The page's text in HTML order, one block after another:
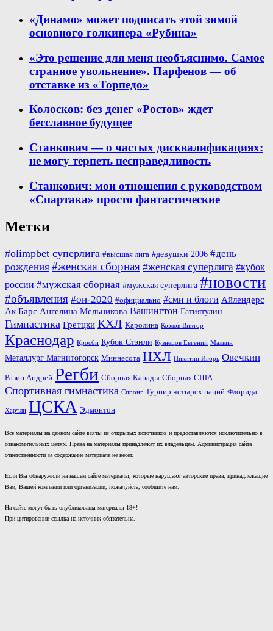
«Динамо» может подписать этой зимой
основного голкипера «Рубина»
«Это решение для меня необъяснимо. Самое
странное увольнение». Парфенов — об
отставке из «Торпедо»
Колосков: без денег «Ростов» ждет
бесславное будущее
Станкович — о частых дисквалификациях:
не могу терпеть несправедливость
Станкович: мои отношения с руководством
«Спартака» просто фантастические
Метки
#olimpbet суперлига #высшая лига #девушки 2006 #день
рождения #женская сборная #женская суперлига #кубок
россии #мужская сборная #мужская суперлига #новости
#объявления #ои-2020 #официально #сми и блоги Айлендерс
Ак Барс Ангелина Мельникова Вашингтон Гатиятулин
Гимнастика Гретцки КХЛ Каролина Козлов Виктор
Краснодар Кросби Кубок Стэнли Кузнецов Евгений Малкин
Металлург Магнитогорск Миннесота НХЛ Никитин Игорь Овечкин
Разин Андрей Регби Сборная Канады Сборная США
Спортивная гимнастика Спронг Турнир четырех наций Флорида
Хартли ЦСКА Эдмонтон
Все материалы на данном сайте взяты из открытых источников и предоставляются исключительно в
ознакомительных целях. Права на материалы принадлежат их владельцам. Администрация сайта
ответственности за содержание материала не несет.
Если Вы обнаружили на нашем сайте материалы, которые нарушают авторские права, принадлежащие
Вам, Вашей компании или организации, пожалуйста, сообщите нам.
На сайте могут быть опубликованы материалы 18+!
При цитировании ссылка на источник обязательна.